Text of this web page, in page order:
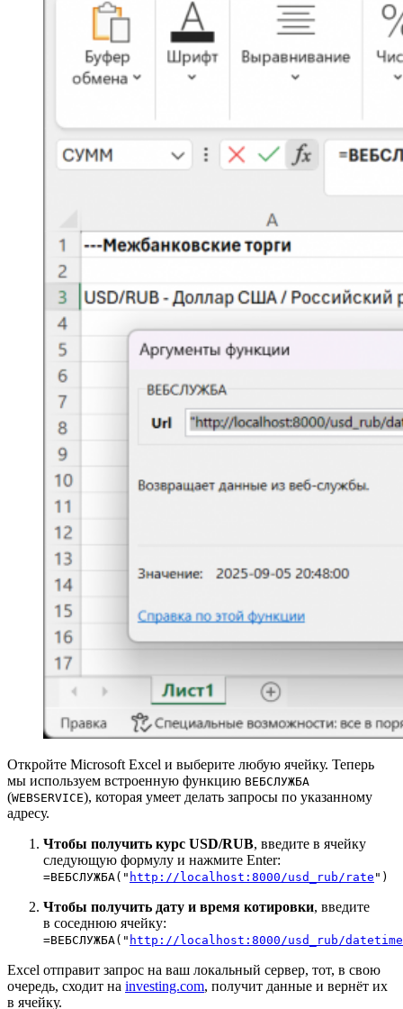
Откройте Microsoft Excel и выберите любую ячейку. Теперь
мы используем встроенную функцию ВЕБСЛУЖБА
(WEBSERVICE), которая умеет делать запросы по указанному
адресу.
Чтобы получить курс USD/RUB, введите в ячейку
следующую формулу и нажмите Enter:
=ВЕБСЛУЖБА(" http://localhost:8000/usd_rub/rate ")
Чтобы получить дату и время котировки, введите
в соседнюю ячейку:
=ВЕБСЛУЖБА(" http://localhost:8000/usd_rub/datetime
Excel отправит запрос на ваш локальный сервер, тот, в свою
очередь, сходит на investing.com, получит данные и вернёт их
в ячейку.